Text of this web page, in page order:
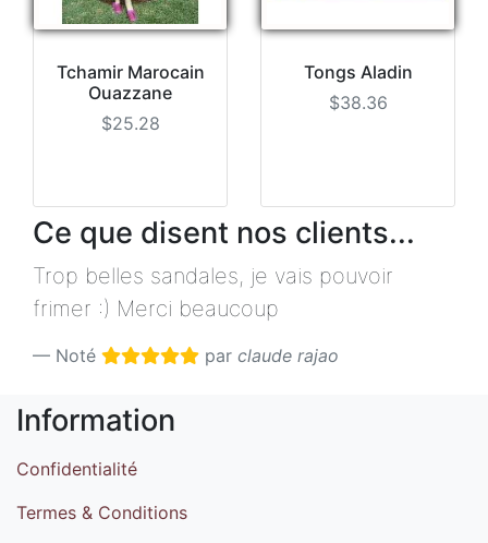
Tchamir Marocain
Ouazzane
$25.28
Tongs Aladin
$38.36
Ce que disent nos clients...
Trop belles sandales, je vais pouvoir
frimer :) Merci beaucoup
Noté par claude rajao
Information
Confidentialité
Termes & Conditions